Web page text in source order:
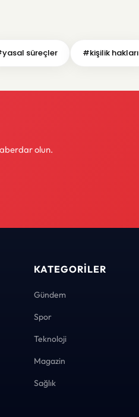
süreçler #kişilik hakları
olun.
KATEGORILER
Gündem
Spor
Teknoloji
Magazin
Sağlık